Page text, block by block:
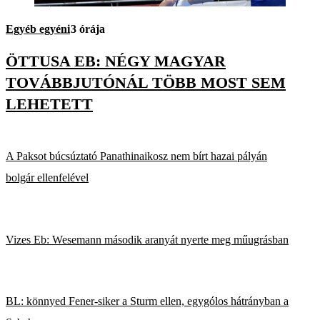
Egyéb egyéni3 órája
ÖTTUSA EB: NÉGY MAGYAR
TOVÁBBJUTÓNÁL TÖBB MOST SEM
LEHETETT
A Paksot búcsúztató Panathinaikosz nem bírt hazai pályán
bolgár ellenfelével
Vizes Eb: Wesemann második aranyát nyerte meg műugrásban
BL: könnyed Fener-siker a Sturm ellen, egygólos hátrányban a